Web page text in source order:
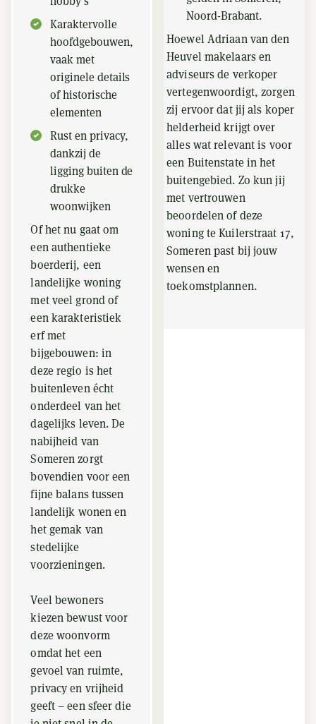
Karaktervolle
hoofdgebouwen,
vaak met
originele details
of historische
elementen
Rust en privacy,
dankzij de
ligging buiten de
drukke
woonwijken
Of het nu gaat om
een authentieke
boerderij, een
landelijke woning
met veel grond of
een karakteristiek
erf met
bijgebouwen: in
deze regio is het
buitenleven écht
onderdeel van het
dagelijks leven. De
nabijheid van
Someren zorgt
bovendien voor een
fijne balans tussen
landelijk wonen en
het gemak van
stedelijke
voorzieningen.
Veel bewoners
kiezen bewust voor
deze woonvorm
omdat het een
gevoel van ruimte,
privacy en vrijheid
geeft – een sfeer die
Noord-Brabant.
Hoewel Adriaan van den
Heuvel makelaars en
adviseurs de verkoper
vertegenwoordigt, zorgen
zij ervoor dat jij als koper
helderheid krijgt over
alles wat relevant is voor
een Buitenstate in het
buitengebied. Zo kun jij
met vertrouwen
beoordelen of deze
woning te Kuilerstraat 17,
Someren past bij jouw
wensen en
toekomstplannen.